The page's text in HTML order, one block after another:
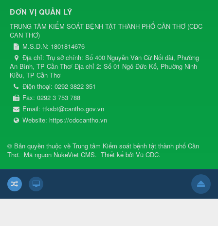
ĐƠN VỊ QUẢN LÝ
TRUNG TÂM KIỂM SOÁT BỆNH TẬT THÀNH PHỐ CẦN THƠ (CDC
CẦN THƠ)
M.S.D.N: 1801814676
Địa chỉ: Trụ sở chính: Số 400 Nguyễn Văn Cừ Nối dài, Phường
An Bình, TP Cần Thơ/ Địa chỉ 2: Số 01 Ngô Đức Kế, Phường Ninh
Kiều, TP Cần Thơ
Điện thoại: 0292 3822 351
Fax: 0292 3 753 788
Email: ttksbt@cantho.gov.vn
Website: https://cdccantho.vn
© Bản quyền thuộc về Trung tâm Kiểm soát bệnh tật thành phố Cần
Thơ. Mã nguồn NukeViet CMS. Thiết kế bởi Vũ CDC.